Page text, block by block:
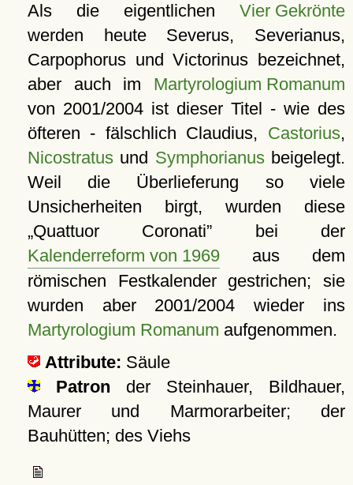
Als die eigentlichen Vier Gekrönte
werden heute Severus, Severianus,
Carpophorus und Victorinus bezeichnet,
aber auch im Martyrologium Romanum
von 2001/2004 ist dieser Titel - wie des
öfteren - fälschlich Claudius, Castorius,
Nicostratusund Symphorianusbeigelegt.
Weil die Überlieferung so viele
Unsicherheiten birgt, wurden diese
Quattuor Coronati
bei der
Kalenderreform von 1969aus dem
römischen Festkalender gestrichen; sie
wurden aber 2001/2004 wieder ins
Martyrologium Romanum aufgenommen.
Attribute: Säule
Patron der Steinhauer, Bildhauer,
Maurer und Marmorarbeiter; der
Bauhütten; des Viehs